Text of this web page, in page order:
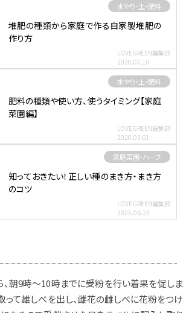
水やり・土・肥料
堆肥の種類から家庭で作る自家製堆肥の
作り方
LOVEGREEN編集部
2020.07.10
水やり・土・肥料
肥料の種類や使い方、使うタイミング【家庭
菜園編】
LOVEGREEN編集部
2020.03.01
家庭菜園・ハーブ
知っておきたい！正しい種のまき方・まき方
のコツ
LOVEGREEN編集部
2025.06.23
朝9時～10時までに受粉を行い着果を促しま
って雄しべを出し、雌花の雌しべに花粉をつけ